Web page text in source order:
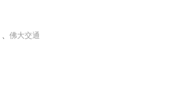
佛大交通